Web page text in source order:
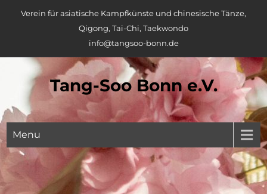
Verein für asiatische Kampfkünste und chinesische Tänze,
Qigong, Tai-Chi, Taekwondo
info@tangsoo-bonn.de
Tang-Soo Bonn e.V.
Menu